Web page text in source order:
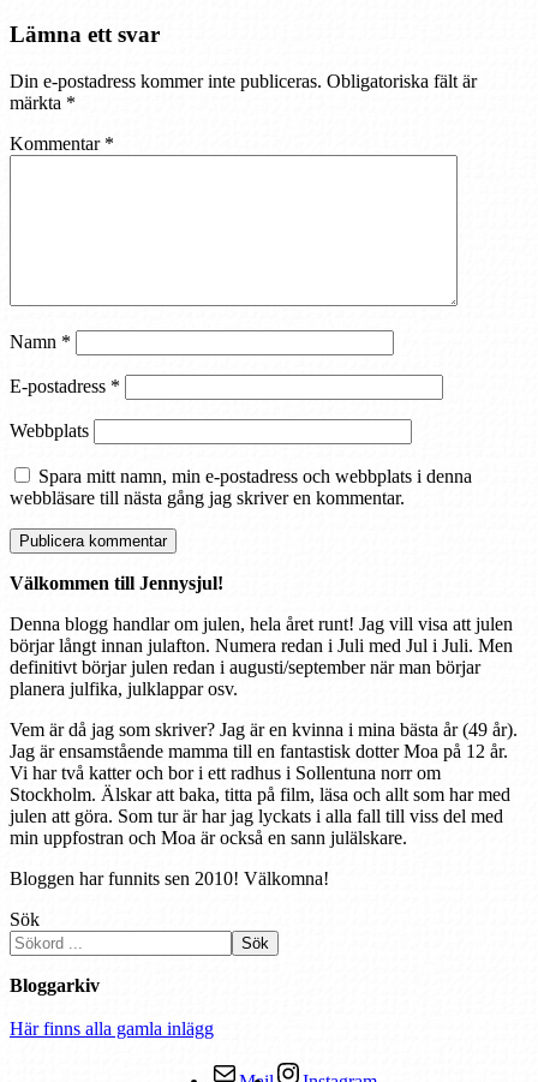
Lämna ett svar
Din e-postadress kommer inte publiceras. Obligatoriska fält är
märkta *
Kommentar *
Namn *
E-postadress *
Webbplats
Spara mitt namn, min e-postadress och webbplats i denna
webbläsare till nästa gång jag skriver en kommentar.
Välkommen till Jennysjul!
Denna blogg handlar om julen, hela året runt! Jag vill visa att julen
börjar långt innan julafton. Numera redan i Juli med Jul i Juli. Men
definitivt börjar julen redan i augusti/september när man börjar
planera julfika, julklappar osv.
Vem är då jag som skriver? Jag är en kvinna i mina bästa år (49 år).
Jag är ensamstående mamma till en fantastisk dotter Moa på 12 år.
Vi har två katter och bor i ett radhus i Sollentuna norr om
Stockholm. Älskar att baka, titta på film, läsa och allt som har med
julen att göra. Som tur är har jag lyckats i alla fall till viss del med
min uppfostran och Moa är också en sann julälskare.
Bloggen har funnits sen 2010! Välkomna!
Sök
Sök
Bloggarkiv
Här finns alla gamla inlägg